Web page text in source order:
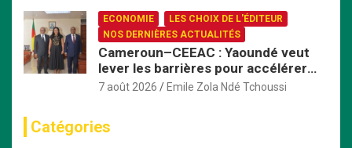
ECONOMIE
LES CHOIX DE L'ÉDITEUR
NOS DERNIÈRES ACTUALITÉS
Cameroun–CEEAC : Yaoundé veut
lever les barrières pour accélérer
l’intégration économique
7 août 2026 Emile Zola Ndé Tchoussi
Catégories